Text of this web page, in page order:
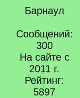
Барнаул
Сообщений:
300
На сайте с
2011 г.
Рейтинг:
5897